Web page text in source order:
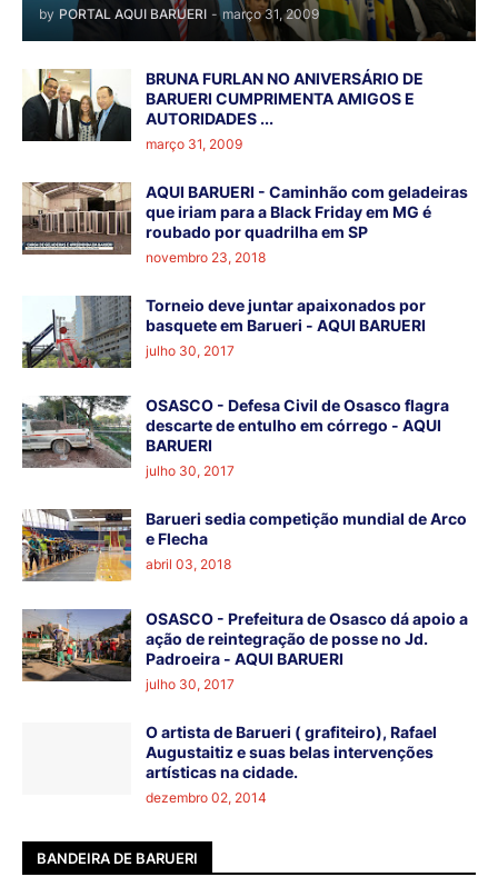
by PORTAL AQUI BARUERI - março 31, 2009
BRUNA FURLAN NO ANIVERSÁRIO DE
BARUERI CUMPRIMENTA AMIGOS E
AUTORIDADES ...
março 31, 2009
AQUI BARUERI - Caminhão com geladeiras
que iriam para a Black Friday em MG é
roubado por quadrilha em SP
novembro 23, 2018
Torneio deve juntar apaixonados por
basquete em Barueri - AQUI BARUERI
julho 30, 2017
OSASCO - Defesa Civil de Osasco flagra
descarte de entulho em córrego - AQUI
BARUERI
julho 30, 2017
Barueri sedia competição mundial de Arco
e Flecha
abril 03, 2018
OSASCO - Prefeitura de Osasco dá apoio a
ação de reintegração de posse no Jd.
Padroeira - AQUI BARUERI
julho 30, 2017
O artista de Barueri ( grafiteiro), Rafael
Augustaitiz e suas belas intervenções
artísticas na cidade.
dezembro 02, 2014
BANDEIRA DE BARUERI